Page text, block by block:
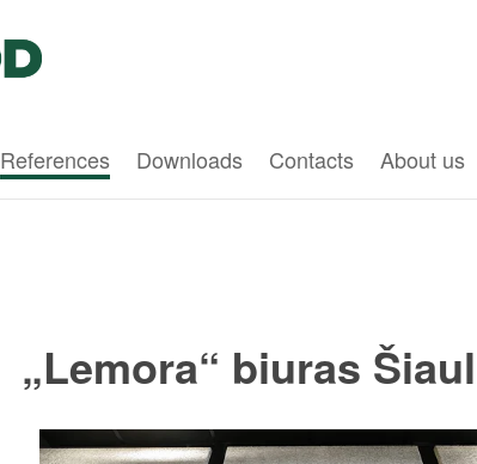
References Downloads Contacts About us
„Lemora“ biuras